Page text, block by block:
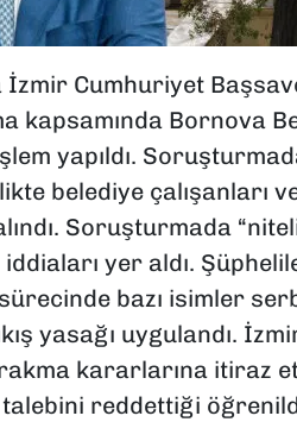
İzmir Cumhuriyet
kapsamında Bornova
yapıldı.
belediye çalışanları
Soruşturmada
yer aldı.
bazı isimler
yasağı uygulandı.
kararlarına itiraz
reddettiği